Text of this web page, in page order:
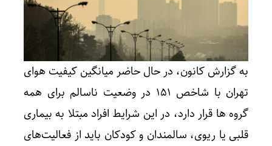
به گزارش کانون، در حال حاضر میانگین کیفیت هوای
تهران با شاخص 151 در وضعیت ناسالم برای همه
گروه ها قرار دارد، در این شرایط افراد مبتلا به بیماری
قلبی یا ریوی، سالمندان و کودکان باید از فعالیت‌های